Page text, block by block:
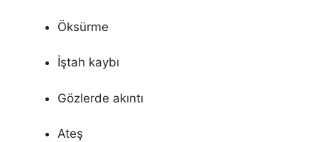
Öksürme
İştah kaybı
Gözlerde akıntı
Ateş